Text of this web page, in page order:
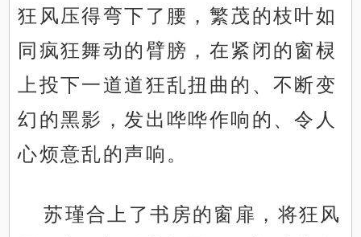
狂风压得弯下了腰，繁茂的枝叶如
同疯狂舞动的臂膀，在紧闭的窗棂
上投下一道道狂乱扭曲的、不断变
幻的黑影，发出哗哗作响的、令人
心烦意乱的声响。
苏瑾合上了书房的窗扉，将狂风